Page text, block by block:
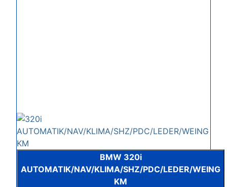
BMW 320i
AUTOMATIK/NAV/KLIMA/SHZ/PDC/LEDER/WEING
KM